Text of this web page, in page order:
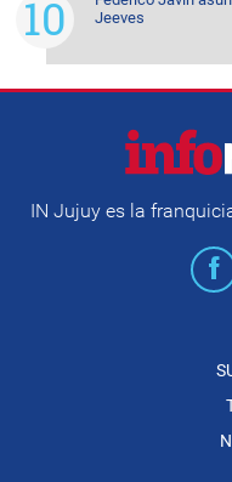
Jeeves
IN Jujuy es la